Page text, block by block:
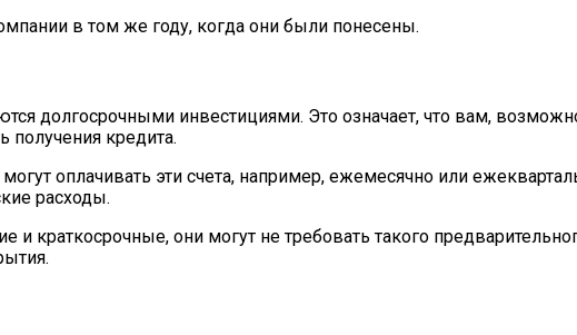
в том же году, когда они были понесены.
долгосрочными инвестициями. Это означает, что вам,
получения кредита.
оплачивать эти счета, например, ежемесячно или
расходы.
краткосрочные, они могут не требовать такого